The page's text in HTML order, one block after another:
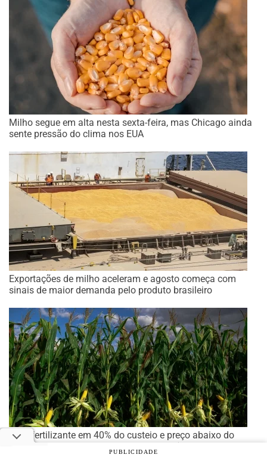
Milho segue em alta nesta sexta-feira, mas Chicago ainda
sente pressão do clima nos EUA
Exportações de milho aceleram e agosto começa com
sinais de maior demanda pelo produto brasileiro
Com fertilizante em 40% do custeio e preço abaixo do
custo total, safrinha de milho exige eficiência
PUBLICIDADE